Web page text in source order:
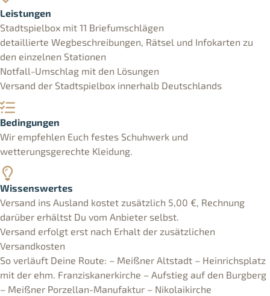
Leistungen
Stadtspielbox mit 11 Briefumschlägen
detaillierte Wegbeschreibungen, Rätsel und Infokarten zu
den einzelnen Stationen
Notfall-Umschlag mit den Lösungen
Versand der Stadtspielbox innerhalb Deutschlands
Bedingungen
Wir empfehlen Euch festes Schuhwerk und
wetterungsgerechte Kleidung.
Wissenswertes
Versand ins Ausland kostet zusätzlich 5,00 €, Rechnung
darüber erhältst Du vom Anbieter selbst.
Versand erfolgt erst nach Erhalt der zusätzlichen
Versandkosten
So verläuft Deine Route: – Meißner Altstadt – Heinrichsplatz
mit der ehm. Franziskanerkirche – Aufstieg auf den Burgberg
– Meißner Porzellan-Manufaktur – Nikolaikirche